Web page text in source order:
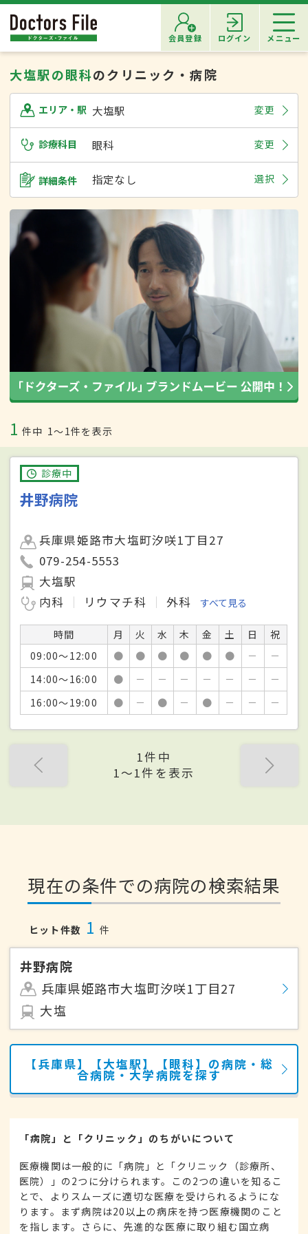
会員登録 ログイン メニュー
大塩駅の眼科のクリニック・病院
エリア・駅 大塩駅 変更
診療科目 眼科 変更
詳細条件 指定なし 選択
1 件中 1〜1件を表示
診療中
井野病院
兵庫県姫路市大塩町汐咲1丁目27
079-254-5553
大塩駅
内科
リウマチ科 外科 すべて見る
時間 月 火 水 木 金 土 日
祝
09:00～12:00
● ● ● ● ● ● －
－
14:00～16:00
● － － － － － －
－
16:00～19:00
● － ● － ● － － －
1件中
1〜1件を表示
現在の条件での病院の検索結果
ヒット件数 1 件
井野病院
兵庫県姫路市大塩町汐咲1丁目27
大塩
【兵庫県】【大塩駅】【眼科】の病院・総
合病院・大学病院を探す
「病院」と「クリニック」のちがいについて
医療機関は一般的に「病院」と「クリニック（診療所、
医院）」の2つに分けられます。この2つの違いを知るこ
とで、よりスムーズに適切な医療を受けられるようにな
ります。まず病院は20以上の病床を持つ医療機関のこと
を指します。さらに、先進的な医療に取り組む国立病